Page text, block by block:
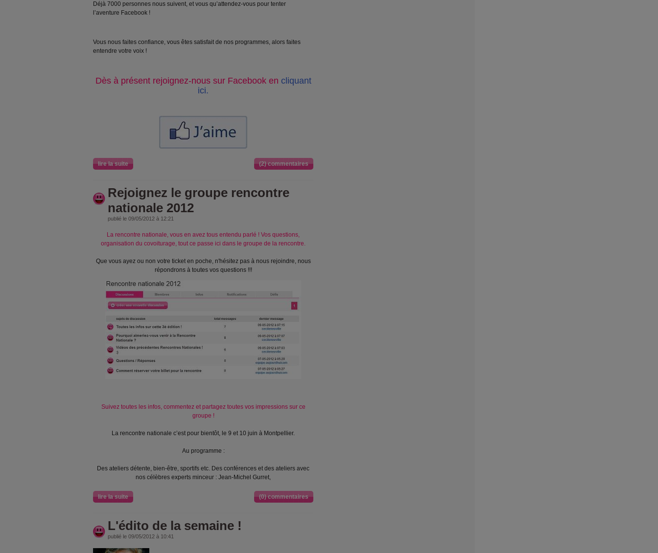
Déjà 7000 personnes nous suivent, et vous qu’attendez-vous pour tenter
l’aventure Facebook !
Vous nous faites confiance, vous êtes satisfait de nos programmes, alors faites
entendre votre voix !
Dès à présent rejoignez-nous sur Facebook en cliquant
ici.
lire la suite (2) commentaires
Rejoignez le groupe rencontre
nationale 2012
publié le 09/05/2012 à 12:21
La rencontre nationale, vous en avez tous entendu parlé ! Vos questions,
organisation du covoiturage, tout ce passe ici dans le groupe de la rencontre.
Que vous ayez ou non votre ticket en poche, n'hésitez pas à nous rejoindre, nous
répondrons à toutes vos questions !!!
Suivez toutes les infos, commentez et partagez toutes vos impressions sur ce
groupe !
La rencontre nationale c’est pour bientôt, le 9 et 10 juin à Montpellier.
Au programme :
Des ateliers détente, bien-être, sportifs etc. Des conférences et des ateliers avec
nos célèbres experts minceur : Jean-Michel Gurret,
lire la suite (0) commentaires
L'édito de la semaine !
publié le 09/05/2012 à 10:41